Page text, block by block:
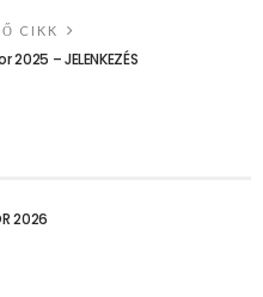
CIKK
– JELENKEZÉS
2026